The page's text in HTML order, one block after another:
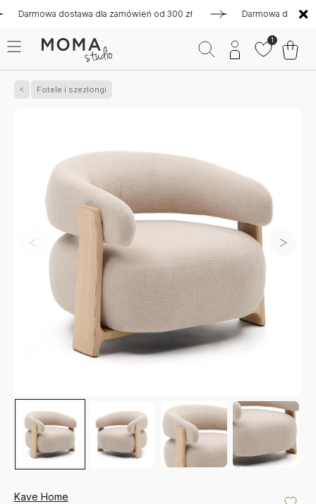
dostawa dla zamówień od 300 zł Darmowa dostawa dla
1
Fotele i szezlongi
Kave Home